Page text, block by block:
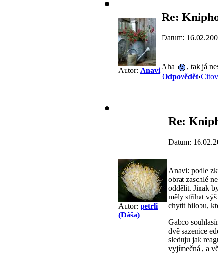
Autor: Anavi
Re:
Datum:
Aha
, tak já
Odpovědět•
Autor: petrli
(Dáša)
Re:
Datum:
Anavi: podle
obrat zaschlé
oddělit. Jinak
měly stříhat
chytit hilobu,
Gabco
dvě sazenice
sleduju jak
vyjímečná , a